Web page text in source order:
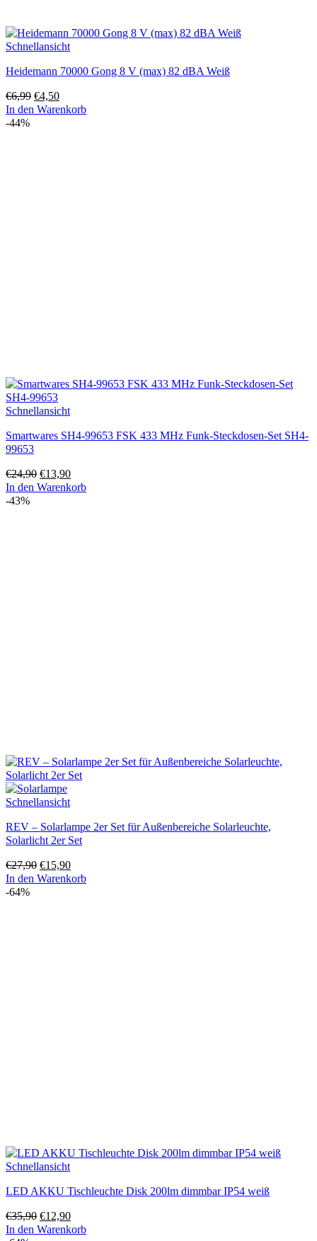
Schnellansicht
Heidemann 70000 Gong 8 V (max) 82 dBA Weiß
€6,99 Ursprünglicher
Preis
€4,50Aktueller
Preis
In den Warenkorb
-44%
Schnellansicht
Smartwares SH4-99653 FSK 433 MHz Funk-Steckdosen-Set SH4-
99653
€24,90 Ursprünglicher
Preis
€13,90Aktueller
Preis
In den Warenkorb
-43%
Schnellansicht
REV – Solarlampe 2er Set für Außenbereiche Solarleuchte,
Solarlicht 2er Set
€27,90 Ursprünglicher
Preis
€15,90Aktueller
Preis
In den Warenkorb
-64%
Schnellansicht
LED AKKU Tischleuchte Disk 200lm dimmbar IP54 weiß
€35,90 Ursprünglicher
Preis
€12,90Aktueller
Preis
In den Warenkorb